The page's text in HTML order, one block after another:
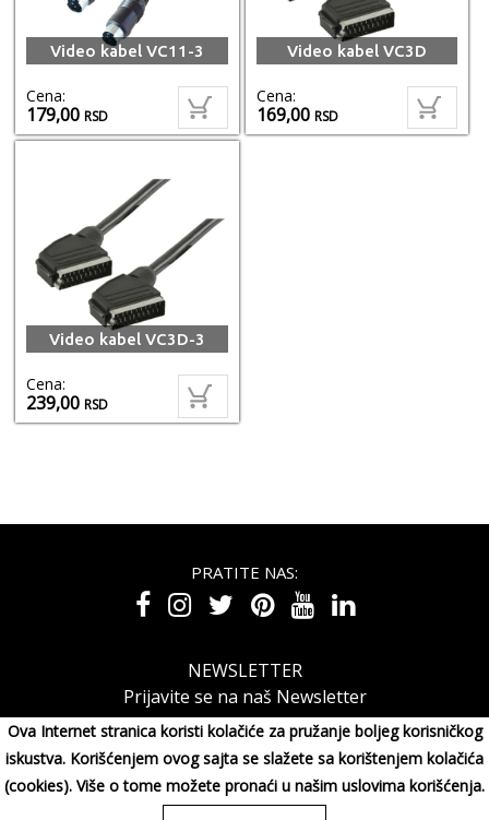
Ova Internet stranica koristi kolačiće za pružanje boljeg korisničkog
iskustva. Korišćenjem ovog sajta se slažete sa korištenjem kolačića
(cookies). Više o tome možete pronaći u našim uslovima korišćenja.
Video kabel VC11-3
Cena:
179,00RSD
Video kabel VC3D
Cena:
169,00RSD
Video kabel VC3D-3
Cena:
239,00RSD
PRATITE NAS:
NEWSLETTER
Prijavite se na naš Newsletter
MAXIMORA GROUP DOO Miluna Pantića 15, 34000 KRAGUJE,